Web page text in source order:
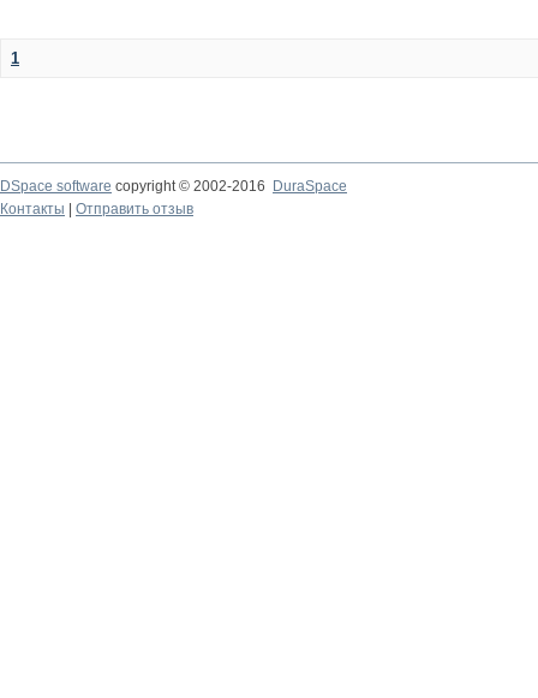
1
DSpace software copyright © 2002-2016
DuraSpace
Контакты
Отправить отзыв